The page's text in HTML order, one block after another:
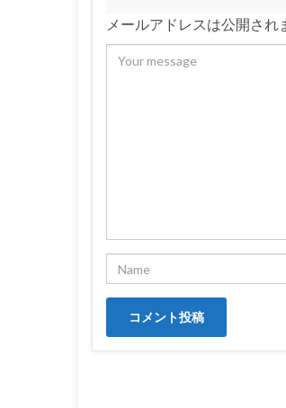
メールアドレスは公開され